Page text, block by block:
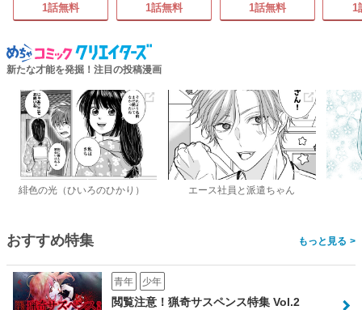
1話無料 1話無料 1話無料 1
新たな才能を発掘！注目の投稿漫画
緋色の光（ひいろのひかり） エース社員と派遣ちゃん
おすすめ特集 >
青年 少年
閲覧注意！猟奇サスペンス特集 Vol.2